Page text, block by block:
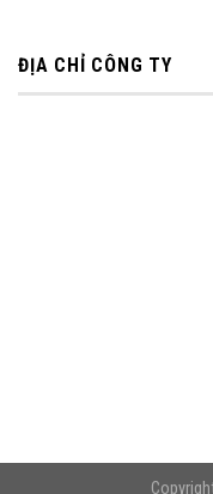
ĐỊA CHỈ CÔNG TY